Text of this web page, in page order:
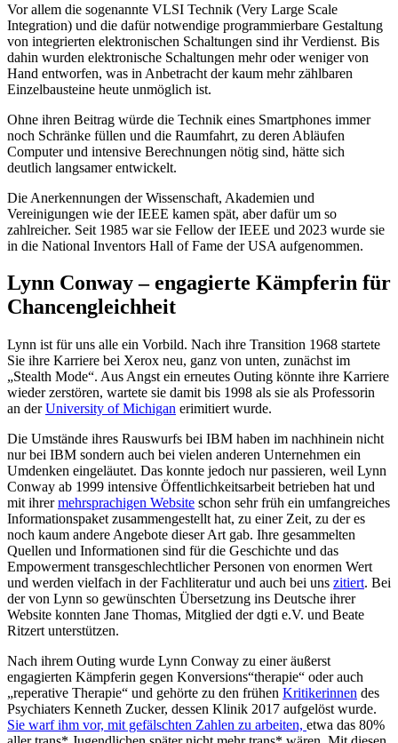
Vor allem die sogenannte VLSI Technik (Very Large Scale
Integration) und die dafür notwendige programmierbare Gestaltung
von integrierten elektronischen Schaltungen sind ihr Verdienst. Bis
dahin wurden elektronische Schaltungen mehr oder weniger von
Hand entworfen, was in Anbetracht der kaum mehr zählbaren
Einzelbausteine heute unmöglich ist.
Ohne ihren Beitrag würde die Technik eines Smartphones immer
noch Schränke füllen und die Raumfahrt, zu deren Abläufen
Computer und intensive Berechnungen nötig sind, hätte sich
deutlich langsamer entwickelt.
Die Anerkennungen der Wissenschaft, Akademien und
Vereinigungen wie der IEEE kamen spät, aber dafür um so
zahlreicher. Seit 1985 war sie Fellow der IEEE und 2023 wurde sie
in die National Inventors Hall of Fame der USA aufgenommen.
Lynn Conway – engagierte Kämpferin für
Chancengleichheit
Lynn ist für uns alle ein Vorbild. Nach ihre Transition 1968 startete
Sie ihre Karriere bei Xerox neu, ganz von unten, zunächst im
„Stealth Mode“. Aus Angst ein erneutes Outing könnte ihre Karriere
wieder zerstören, wartete sie damit bis 1998 als sie als Professorin
an derUniversity of Michigan erimitiert wurde.
Die Umstände ihres Rauswurfs bei IBM haben im nachhinein nicht
nur bei IBM sondern auch bei vielen anderen Unternehmen ein
Umdenken eingeläutet. Das konnte jedoch nur passieren, weil Lynn
Conway ab 1999 intensive Öffentlichkeitsarbeit betrieben hat und
mit ihrermehrsprachigen Website schon sehr früh ein umfangreiches
Informationspaket zusammengestellt hat, zu einer Zeit, zu der es
noch kaum andere Angebote dieser Art gab. Ihre gesammelten
Quellen und Informationen sind für die Geschichte und das
Empowerment transgeschlechtlicher Personen von enormen Wert
und werden vielfach in der Fachliteratur und auch bei uns zitiert. Bei
der von Lynn so gewünschten Übersetzung ins Deutsche ihrer
Website konnten Jane Thomas, Mitglied der dgti e.V. und Beate
Ritzert unterstützen.
Nach ihrem Outing wurde Lynn Conway zu einer äußerst
engagierten Kämpferin gegen Konversions“therapie“ oder auch
„reperative Therapie“ und gehörte zu den frühen Kritikerinnen des
Psychiaters Kenneth Zucker, dessen Klinik 2017 aufgelöst wurde.
Sie warf ihm vor, mit gefälschten Zahlen zu arbeiten, etwa das 80%